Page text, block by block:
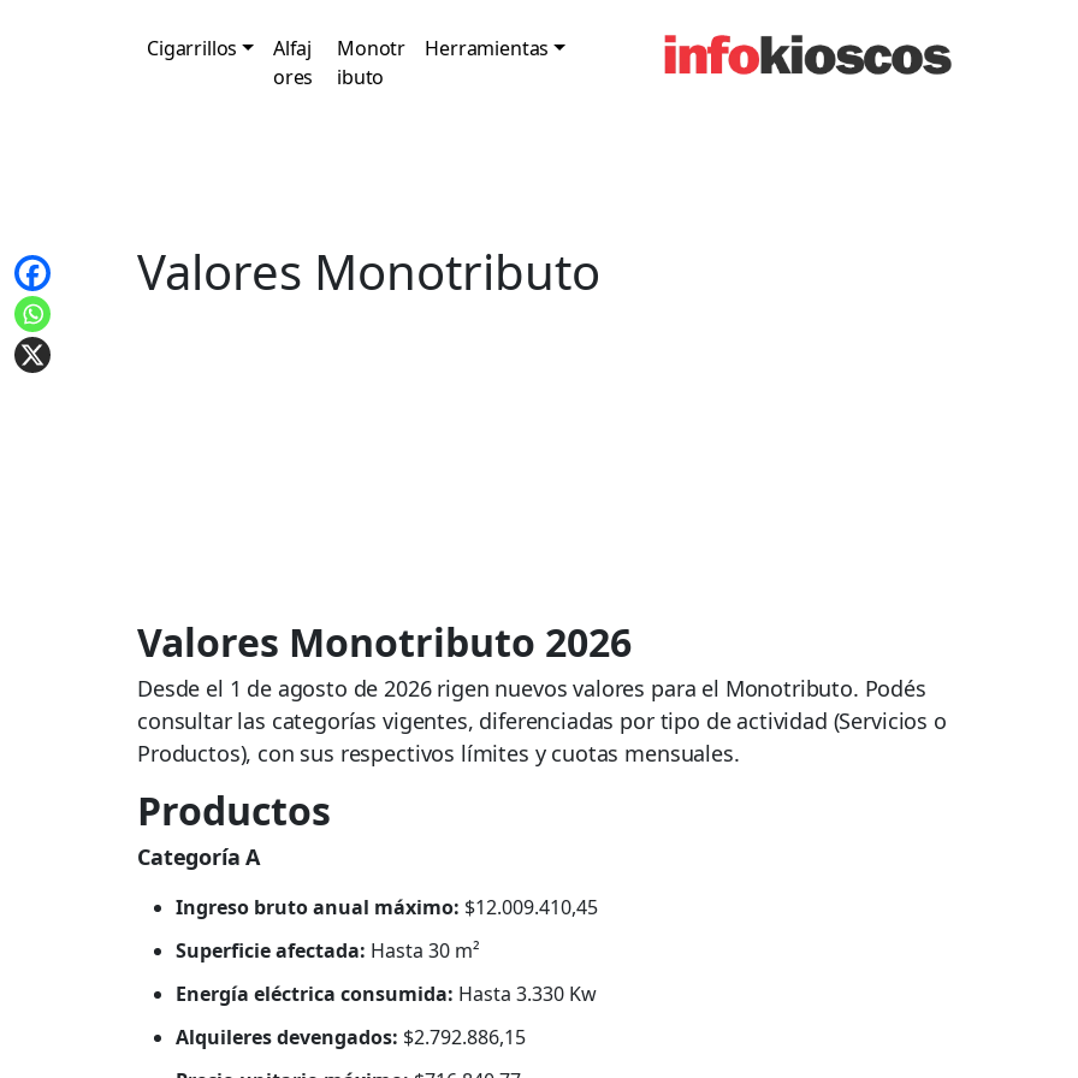
Cigarrillos
Alfaj
ores
Monotr
ibuto
Herramientas
Valores Monotributo
Valores Monotributo 2026
Desde el 1 de agosto de 2026 rigen nuevos valores para el Monotributo. Podés
consultar las categorías vigentes, diferenciadas por tipo de actividad (Servicios o
Productos), con sus respectivos límites y cuotas mensuales.
Productos
Categoría A
Ingreso bruto anual máximo: $12.009.410,45
Superficie afectada: Hasta 30 m²
Energía eléctrica consumida: Hasta 3.330 Kw
Alquileres devengados: $2.792.886,15